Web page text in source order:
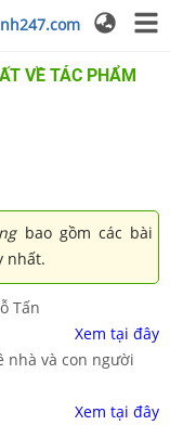
VỀ TÁC PHẨM
bao gồm các bài
nhất.
Tấn
Xem tại đây
nhà và con người
Xem tại đây